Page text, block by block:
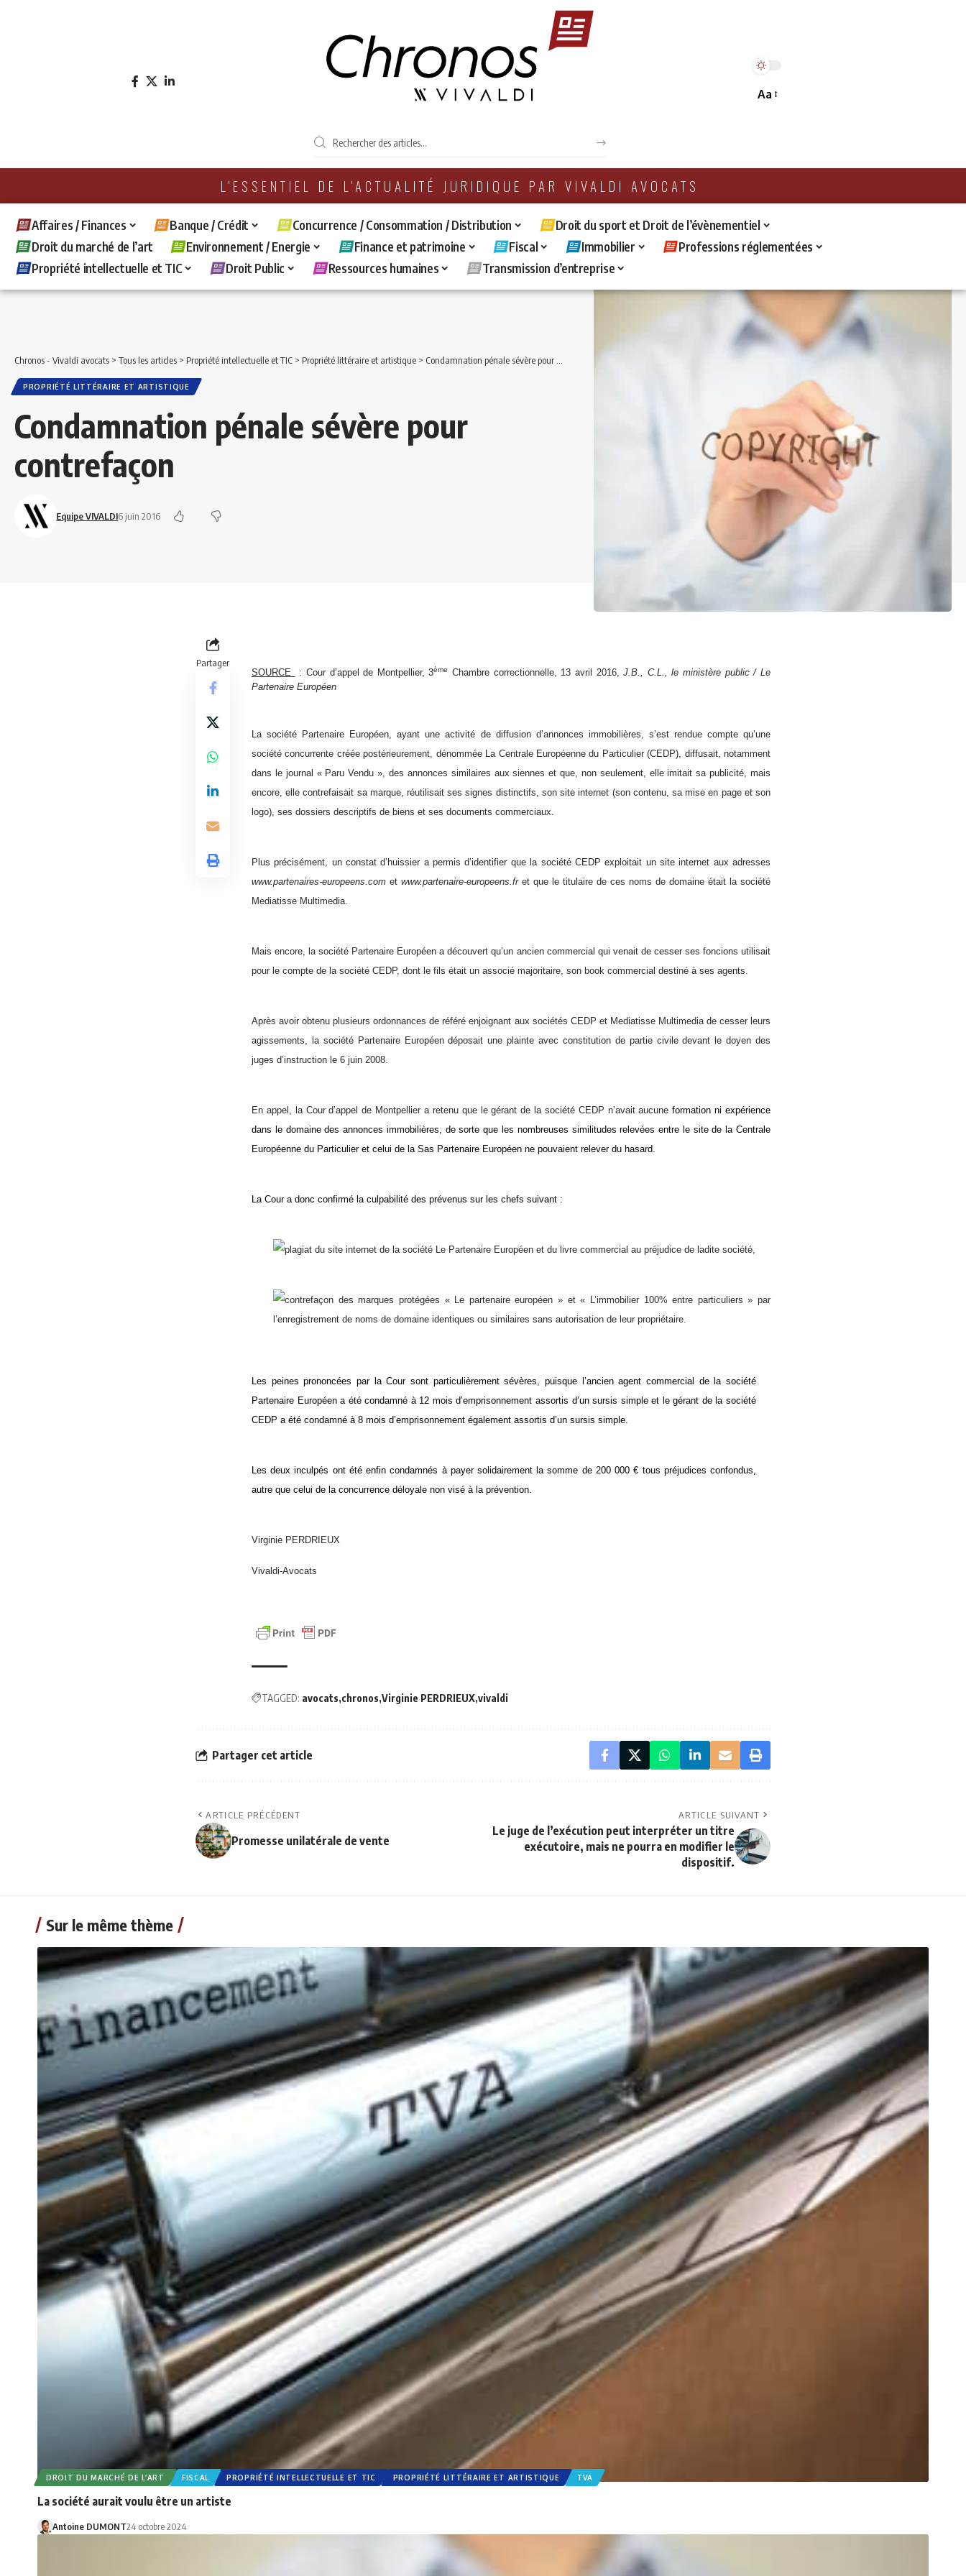
Aa
L'ESSENTIEL DE L'ACTUALITÉ JURIDIQUE PAR VIVALDI AVOCATS
Affaires / Finances Banque / Crédit Concurrence / Consommation / Distribution
Droit du sport et Droit de l’évènementiel
Droit du marché de l’art
Environnement / Energie Finance et patrimoine Fiscal Immobilier
Professions réglementées
Propriété intellectuelle et TIC
Droit Public Ressources humaines Transmission d’entreprise
Chronos - Vivaldi avocats > Tous les articles > Propriété intellectuelle et TIC > Propriété littéraire et artistique > Condamnation pénale sévère pour contrefaçon
PROPRIÉTÉ LITTÉRAIRE ET ARTISTIQUE
Condamnation pénale sévère pour
contrefaçon
Equipe VIVALDI6 juin 2016
Partager
SOURCE : Cour d’appel de Montpellier, 3ème Chambre correctionnelle, 13 avril 2016,J.B., C.L., le ministère public / Le
Partenaire Européen
La société Partenaire Européen, ayant une activité de diffusion d’annonces immobilières, s’est rendue compte qu’une
société concurrente créée postérieurement, dénommée La Centrale Européenne du Particulier (CEDP), diffusait, notamment
dans le journal « Paru Vendu », des annonces similaires aux siennes et que, non seulement, elle imitait sa publicité, mais
encore, elle contrefaisait sa marque, réutilisait ses signes distinctifs, son site internet (son contenu, sa mise en page et son
logo), ses dossiers descriptifs de biens et ses documents commerciaux.
Plus précisément, un constat d’huissier a permis d’identifier que la société CEDP exploitait un site internet aux adresses
www.partenaires-europeens.com et www.partenaire-europeens.fret que le titulaire de ces noms de domaine était la société
Mediatisse Multimedia.
Mais encore, la société Partenaire Européen a découvert qu’un ancien commercial qui venait de cesser ses foncions utilisait
pour le compte de la société CEDP, dont le fils était un associé majoritaire, son book commercial destiné à ses agents.
Après avoir obtenu plusieurs ordonnances de référé enjoignant aux sociétés CEDP et Mediatisse Multimedia de cesser leurs
agissements, la société Partenaire Européen déposait une plainte avec constitution de partie civile devant le doyen des
juges d’instruction le 6 juin 2008.
En appel, la Cour d’appel de Montpellier a retenu que le gérant de la société CEDP n’avait aucuneformation ni expérience
dans le domaine des annonces immobilières, de sorte que les nombreuses similitudes relevées entre le site de la Centrale
Européenne du Particulier et celui de la Sas Partenaire Européen ne pouvaient relever du hasard.
La Cour a donc confirmé la culpabilité des prévenus sur les chefs suivant :
plagiat du site internet de la société Le Partenaire Européen et du livre commercial au préjudice de ladite société,
contrefaçon des marques protégées « Le partenaire européen » et « L’immobilier 100% entre particuliers » par
l’enregistrement de noms de domaine identiques ou similaires sans autorisation de leur propriétaire.
Les peines prononcées par la Cour sont particulièrement sévères, puisque l’ancien agent commercial de la société
Partenaire Européen a été condamné à 12 mois d’emprisonnement assortis d’un sursis simple et le gérant de la société
CEDP a été condamné à 8 mois d’emprisonnement également assortis d’un sursis simple.
Les deux inculpés ont été enfin condamnés à payer solidairement la somme de 200 000 € tous préjudices confondus,
autre que celui de la concurrence déloyale non visé à la prévention.
Virginie PERDRIEUX
Vivaldi-Avocats
TAGGED: avocats chronos Virginie PERDRIEUX vivaldi
Partager cet article
ARTICLE PRÉCÉDENT
Promesse unilatérale de vente
ARTICLE SUIVANT
Le juge de l’exécution peut interpréter un titre
exécutoire, mais ne pourra en modifier le
dispositif.
Sur le même thème
DROIT DU MARCHÉ DE L’ART FISCAL PROPRIÉTÉ INTELLECTUELLE ET TIC PROPRIÉTÉ LITTÉRAIRE ET ARTISTIQUE TVA
La société aurait voulu être un artiste
Antoine DUMONT24 octobre 2024